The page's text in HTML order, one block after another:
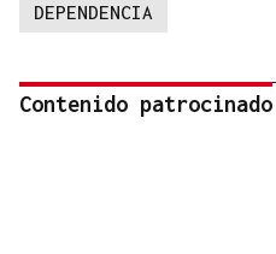
DEPENDENCIA
Contenido patrocinado